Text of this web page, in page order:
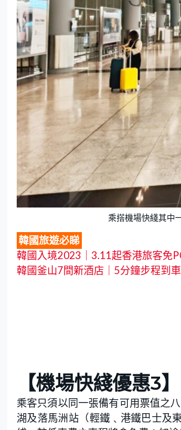
乘搭機場快綫其中
韓國旅遊必睇
韓國入境2023｜3.11起香港旅客免
韓國釜山7間新酒店｜5分鐘步程到
【機場快綫優惠3
乘客只須以同一張備有可用票值之
湖及落馬洲站（輕鐵﹑港鐵巴士及